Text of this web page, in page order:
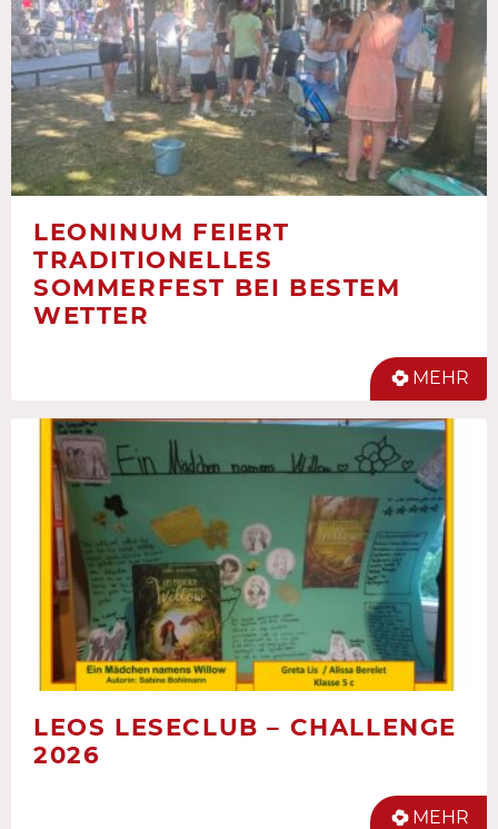
LEONINUM FEIERT
TRADITIONELLES
SOMMERFEST BEI BESTEM
WETTER
MEHR
LEOS LESECLUB – CHALLENGE
2026
MEHR